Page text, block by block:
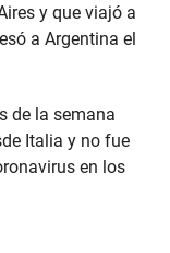
y que viajó a
a Argentina el
de la semana
Italia y no fue
en los